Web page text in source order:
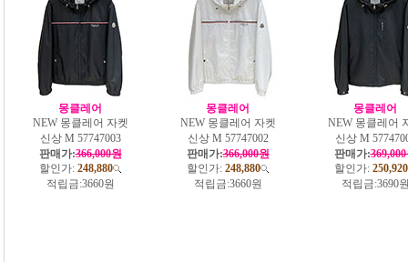
몽클레어
NEW 몽클레어 자켓
신상 M 57747003
판매가:366,000원
할인가: 248,880
적립금:3660원
몽클레어
NEW 몽클레어 자켓
신상 M 57747002
판매가:366,000원
할인가: 248,880
적립금:3660원
몽클레어
NEW 몽클레어
신상 M
판매가:
할인가: 250,920
적립금:3690